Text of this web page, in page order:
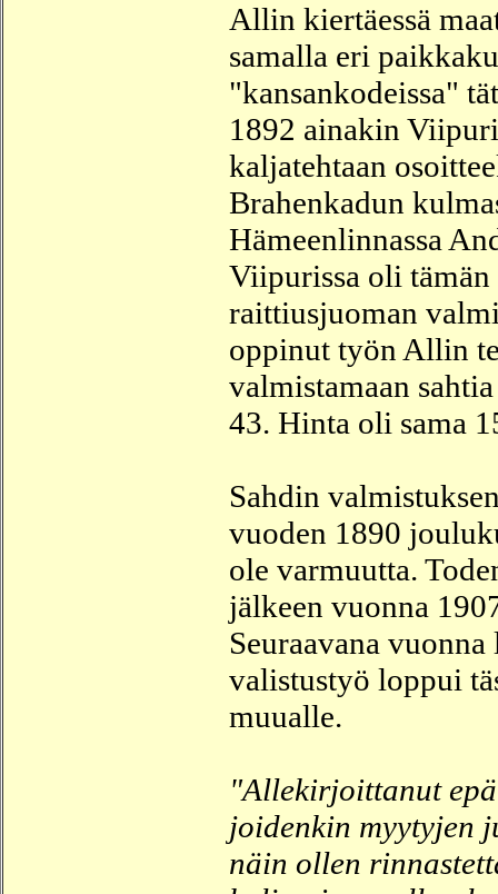
Allin kiertäessä
samalla eri
"kansankodeissa"
1892 ainakin
kaljatehtaan
Brahenkadun
Hämeenlinnassa
Viipurissa oli
raittiusjuoman
oppinut työn Allin
valmistamaan
43. Hinta oli sama
Sahdin
vuoden 1890
ole varmuutta.
jälkeen vuonna
Seuraavana
valistustyö loppui
muualle.
"Allekirjoittanut
joidenkin myytyjen
näin ollen